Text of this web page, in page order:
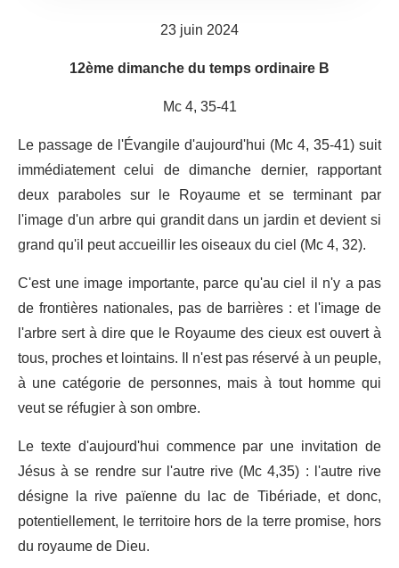
23 juin 2024
12ème dimanche du temps ordinaire B
Mc 4, 35-41
Le passage de l'Évangile d'aujourd'hui (Mc 4, 35-41) suit
immédiatement celui de dimanche dernier, rapportant
deux paraboles sur le Royaume et se terminant par
l'image d'un arbre qui grandit dans un jardin et devient si
grand qu'il peut accueillir les oiseaux du ciel (Mc 4, 32).
C'est une image importante, parce qu'au ciel il n'y a pas
de frontières nationales, pas de barrières : et l'image de
l'arbre sert à dire que le Royaume des cieux est ouvert à
tous, proches et lointains. Il n'est pas réservé à un peuple,
à une catégorie de personnes, mais à tout homme qui
veut se réfugier à son ombre.
Le texte d'aujourd'hui commence par une invitation de
Jésus à se rendre sur l'autre rive (Mc 4,35) : l'autre rive
désigne la rive païenne du lac de Tibériade, et donc,
potentiellement, le territoire hors de la terre promise, hors
du royaume de Dieu.